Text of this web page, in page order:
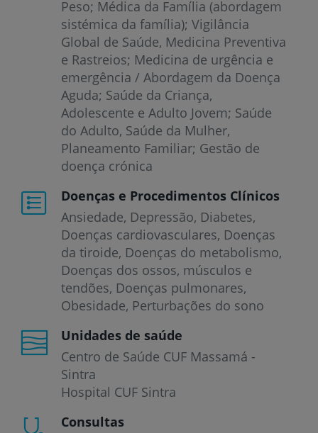
Peso; Médica da Família (abordagem
sistémica da família); Vigilância
Global de Saúde, Medicina Preventiva
e Rastreios; Medicina de urgência e
emergência / Abordagem da Doença
Aguda; Saúde da Criança,
Adolescente e Adulto Jovem; Saúde
do Adulto, Saúde da Mulher,
Planeamento Familiar; Gestão de
doença crónica
Doenças e Procedimentos Clínicos
Ansiedade Depressão Diabetes
Doenças cardiovasculares Doenças
da tiroide Doenças do metabolismo
Doenças dos ossos, músculos e
tendões Doenças pulmonares
Obesidade Perturbações do sono
Unidades de saúde
Centro de Saúde CUF Massamá -
Sintra
Hospital CUF Sintra
Consultas